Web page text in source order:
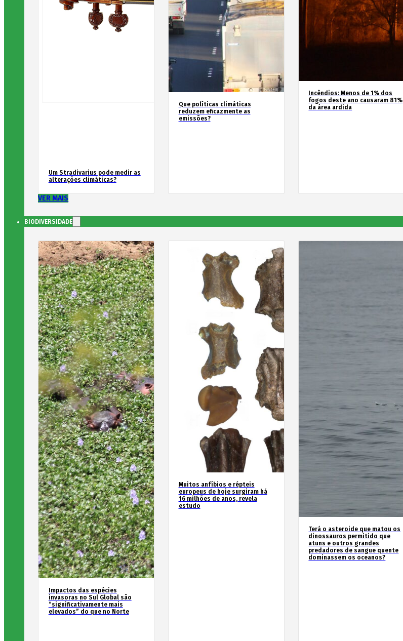
Um Stradivarius pode medir as
alterações climáticas?
Que políticas climáticas
reduzem eficazmente as
emissões?
Incêndios: Menos de 1% dos
fogos deste ano causaram 81%
da área ardida
VER MAIS
BIODIVERSIDADE
Impactos das espécies
invasoras no Sul Global são
“significativamente mais
elevados” do que no Norte
Muitos anfíbios e répteis
europeus de hoje surgiram há
16 milhões de anos, revela
estudo
Terá o asteroide que matou os
dinossauros permitido que
atuns e outros grandes
predadores de sangue quente
dominassem os oceanos?